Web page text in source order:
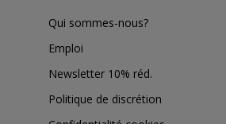
Qui sommes-nous?
Emploi
Newsletter 10% réd.
Politique de discrétion